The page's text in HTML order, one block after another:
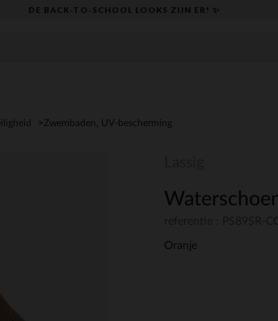
DE BACK-TO-SCHOOL LOOKS ZIJN ER! ✨
Zwembaden, UV-bescherming
Oranje